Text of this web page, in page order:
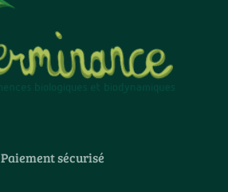
Paiement sécurisé